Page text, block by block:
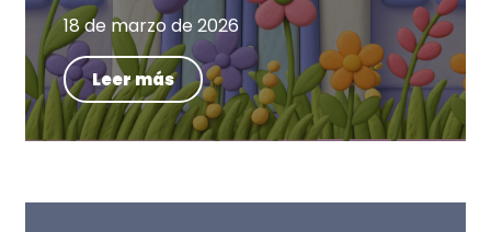
18 de marzo de 2026
Leer más